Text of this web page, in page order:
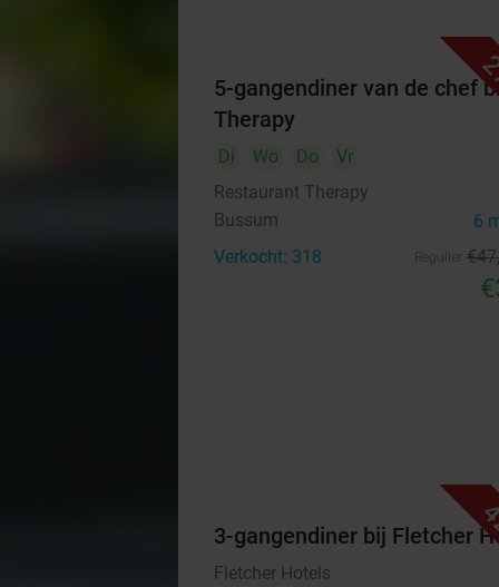
5-gangendiner van de chef
Therapy
Di Wo Do
Vr
Restaurant Therapy
Bussum 6
Verkocht: 318 €47
3-gangendiner bij Fletcher
Fletcher Hotels